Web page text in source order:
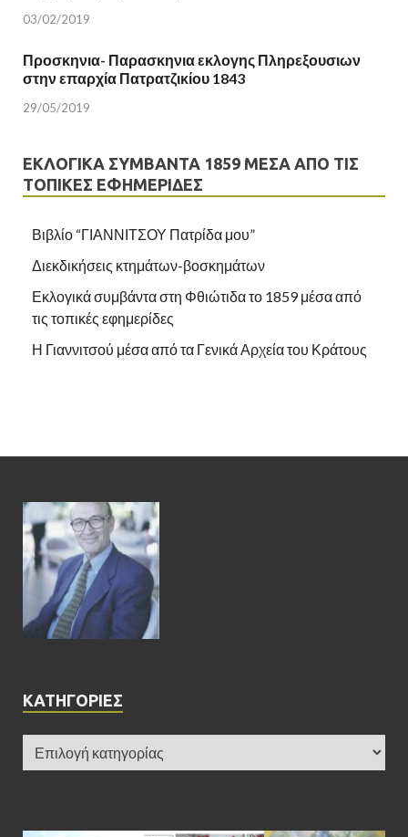
03/02/2019
Προσκηνια- Παρασκηνια εκλογης Πληρεξουσιων
στην επαρχία Πατρατζικίου 1843
29/05/2019
ΕΚΛΟΓΙΚΆ ΣΥΜΒΆΝΤΑ 1859 ΜΈΣΑ ΑΠΌ ΤΙΣ
ΤΟΠΙΚΈΣ ΕΦΗΜΕΡΊΔΕΣ
Βιβλίο “ΓΙΑΝΝΙΤΣΟΥ Πατρίδα μου”
Διεκδικήσεις κτημάτων-βοσκημάτων
Εκλογικά συμβάντα στη Φθιώτιδα το 1859 μέσα από
τις τοπικές εφημερίδες
Η Γιαννιτσού μέσα από τα Γενικά Αρχεία του Κράτους
KΑΤΗΓΟΡΊΕΣ